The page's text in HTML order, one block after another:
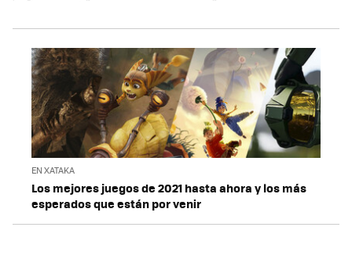
EN XATAKA
Los mejores juegos de 2021 hasta ahora y los más
esperados que están por venir